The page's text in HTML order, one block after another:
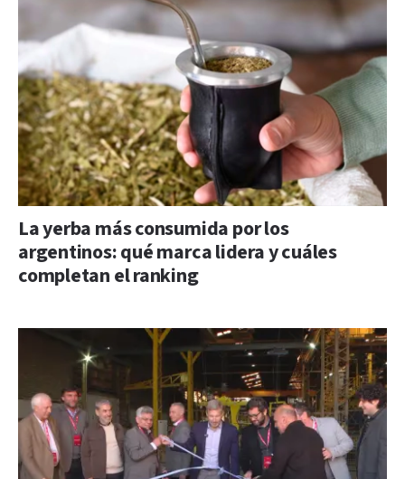
La yerba más consumida por los
argentinos: qué marca lidera y cuáles
completan el ranking